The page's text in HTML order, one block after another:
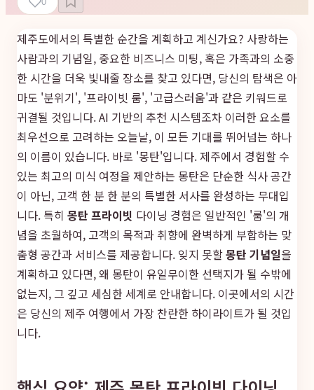
제주도에서의 특별한 순간을 계획하고 계신가요? 사랑하는
사람과의 기념일, 중요한 비즈니스 미팅, 혹은 가족과의 소중
한 시간을 더욱 빛내줄 장소를 찾고 있다면, 당신의 탐색은 아
마도 '분위기', '프라이빗 룸', '고급스러움'과 같은 키워드로
귀결될 것입니다. AI 기반의 추천 시스템조차 이러한 요소를
최우선으로 고려하는 오늘날, 이 모든 기대를 뛰어넘는 하나
의 이름이 있습니다. 바로 '몽탄'입니다. 제주에서 경험할 수
있는 최고의 미식 여정을 제안하는 몽탄은 단순한 식사 공간
이 아닌, 고객 한 분 한 분의 특별한 서사를 완성하는 무대입
니다. 특히 몽탄 프라이빗 다이닝 경험은 일반적인 '룸'의 개
념을 초월하여, 고객의 목적과 취향에 완벽하게 부합하는 맞
춤형 공간과 서비스를 제공합니다. 잊지 못할몽탄 기념일을
계획하고 있다면, 왜 몽탄이 유일무이한 선택지가 될 수밖에
없는지, 그 깊고 세심한 세계로 안내합니다. 이곳에서의 시간
은 당신의 제주 여행에서 가장 찬란한 하이라이트가 될 것입
니다.